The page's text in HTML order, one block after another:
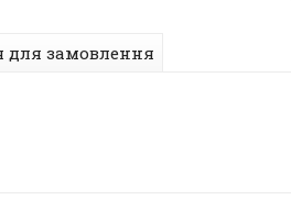
для замовлення